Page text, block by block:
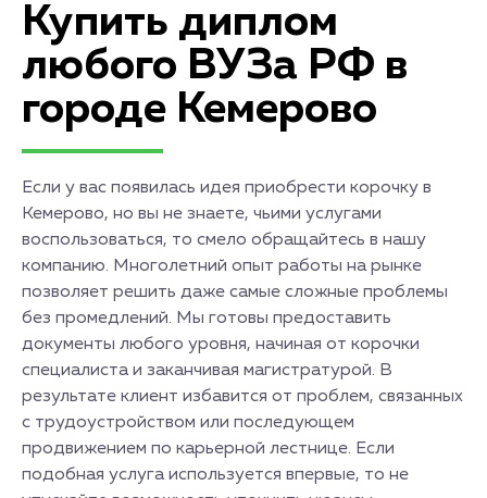
Купить диплом
любого ВУЗа РФ в
городе Кемерово
Если у вас появилась идея приобрести корочку в
Кемерово, но вы не знаете, чьими услугами
воспользоваться, то смело обращайтесь в нашу
компанию. Многолетний опыт работы на рынке
позволяет решить даже самые сложные проблемы
без промедлений. Мы готовы предоставить
документы любого уровня, начиная от корочки
специалиста и заканчивая магистратурой. В
результате клиент избавится от проблем, связанных
с трудоустройством или последующем
продвижением по карьерной лестнице. Если
подобная услуга используется впервые, то не